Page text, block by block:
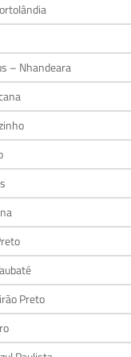
– Nhandeara
Preto